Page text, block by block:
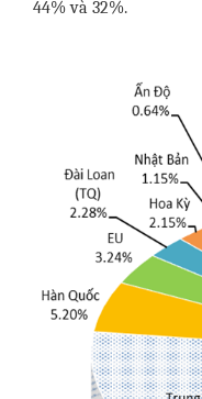
44% và 32%.